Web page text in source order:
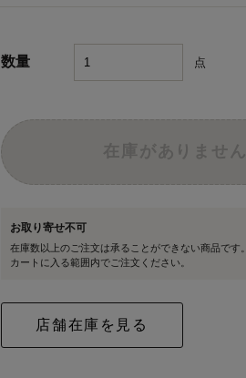
数量 点
お取り寄せ不可
在庫数以上のご注文は承ることができない商品です。
カートに入る範囲内でご注文ください。